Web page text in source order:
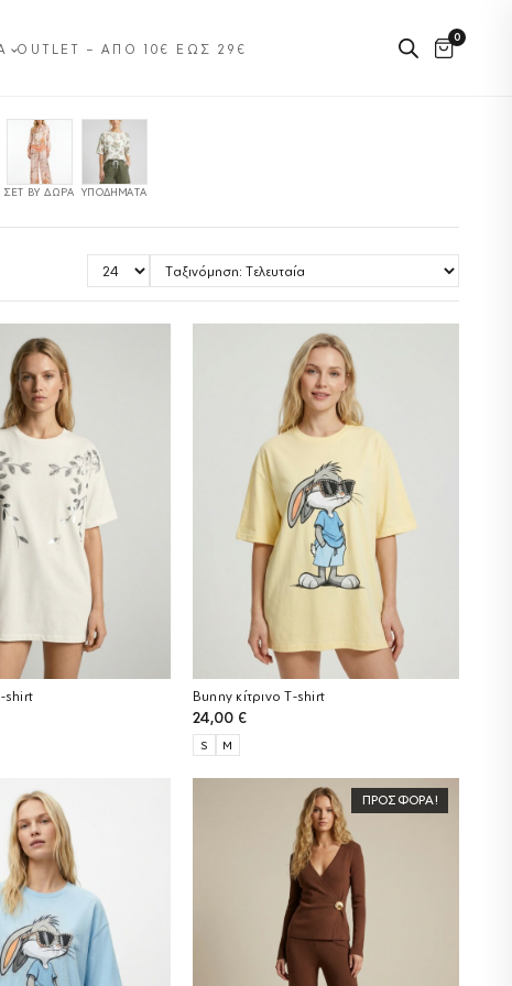
OUTLET – ΑΠΌ 10€ ΈΩΣ 29€
0
ΣΕΤ BY ΔΏΡΑ ΥΠΟΔΉΜΑΤΑ
shirt Bunny κίτρινο T-shirt
24,00 €
S M
ΠΡΟΣΦΟΡΆ!